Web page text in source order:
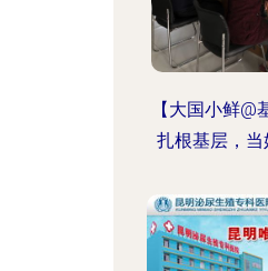
【大国小鲜
扎根基层，当